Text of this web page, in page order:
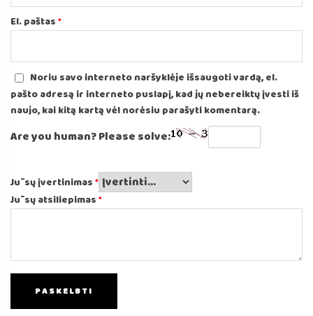
El. paštas*
Noriu savo interneto naršyklėje išsaugoti vardą, el.
pašto adresą ir interneto puslapį, kad jų nebereiktų įvesti iš
naujo, kai kitą kartą vėl norėsiu parašyti komentarą.
Are you human? Please solve:
Jūsų įvertinimas*
Jūsų atsiliepimas*